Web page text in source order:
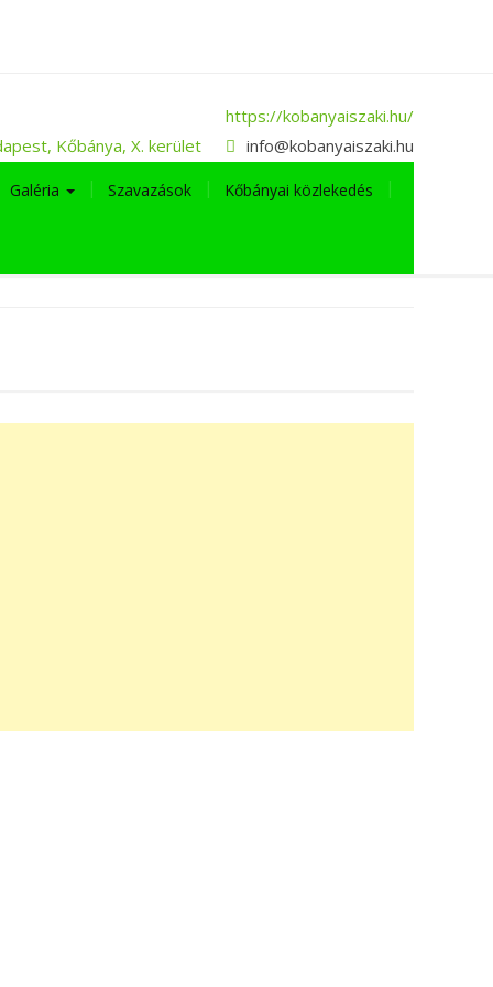
https://kobanyaiszaki.hu/
Kőbánya, X. kerület
info@kobanyaiszaki.hu
Galéria Szavazások Kőbányai közlekedés